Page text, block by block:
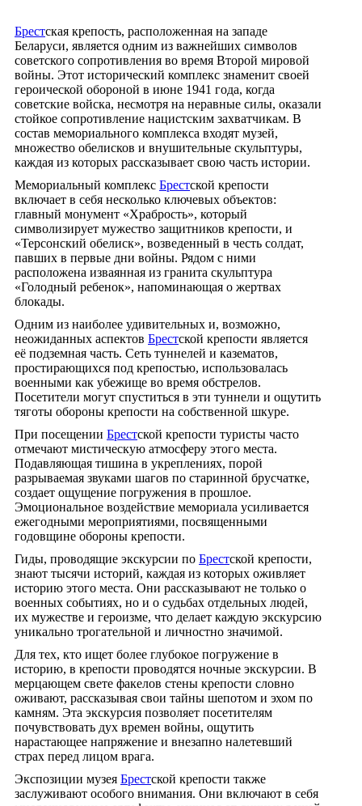
Брестская крепость, расположенная на западе
Беларуси, является одним из важнейших символов
советского сопротивления во время Второй мировой
войны. Этот исторический комплекс знаменит своей
героической обороной в июне 1941 года, когда
советские войска, несмотря на неравные силы, оказали
стойкое сопротивление нацистским захватчикам. В
состав мемориального комплекса входят музей,
множество обелисков и внушительные скульптуры,
каждая из которых рассказывает свою часть истории.
Мемориальный комплекс Брестской крепости
включает в себя несколько ключевых объектов:
главный монумент «Храбрость», который
символизирует мужество защитников крепости, и
«Терсонский обелиск», возведенный в честь солдат,
павших в первые дни войны. Рядом с ними
расположена изваянная из гранита скульптура
«Голодный ребенок», напоминающая о жертвах
блокады.
Одним из наиболее удивительных и, возможно,
неожиданных аспектов Брестской крепости является
её подземная часть. Сеть туннелей и казематов,
простирающихся под крепостью, использовалась
военными как убежище во время обстрелов.
Посетители могут спуститься в эти туннели и ощутить
тяготы обороны крепости на собственной шкуре.
При посещении Брестской крепости туристы часто
отмечают мистическую атмосферу этого места.
Подавляющая тишина в укреплениях, порой
разрываемая звуками шагов по старинной брусчатке,
создает ощущение погружения в прошлое.
Эмоциональное воздействие мемориала усиливается
ежегодными мероприятиями, посвященными
годовщине обороны крепости.
Гиды, проводящие экскурсии по Брестской крепости,
знают тысячи историй, каждая из которых оживляет
историю этого места. Они рассказывают не только о
военных событиях, но и о судьбах отдельных людей,
их мужестве и героизме, что делает каждую экскурсию
уникально трогательной и личностно значимой.
Для тех, кто ищет более глубокое погружение в
историю, в крепости проводятся ночные экскурсии. В
мерцающем свете факелов стены крепости словно
оживают, рассказывая свои тайны шепотом и эхом по
камням. Эта экскурсия позволяет посетителям
почувствовать дух времен войны, ощутить
нарастающее напряжение и внезапно налетевший
страх перед лицом врага.
Экспозиции музея Брестской крепости также
заслуживают особого внимания. Они включают в себя